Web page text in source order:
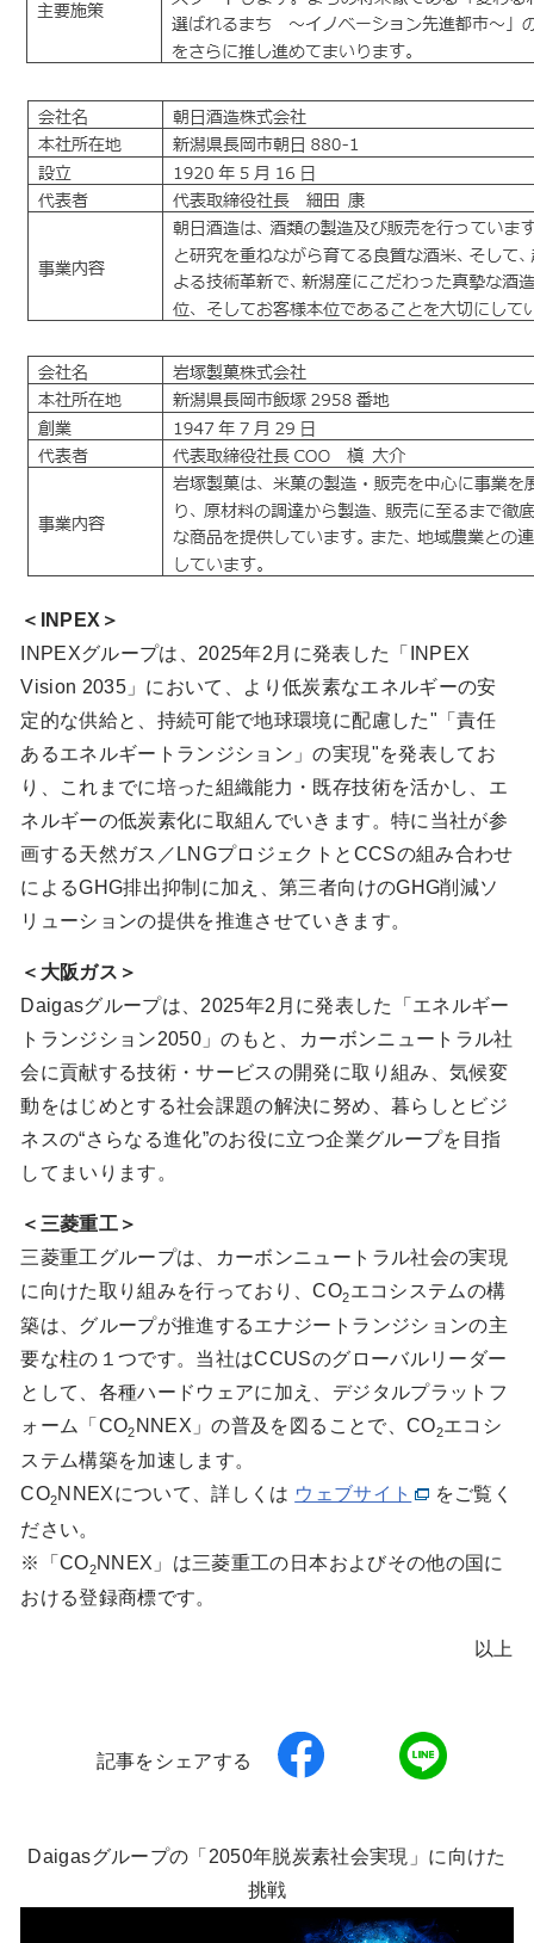
＜INPEX＞
INPEXグループは、2025年2月に発表した「INPEX
Vision 2035」において、より低炭素なエネルギーの安
定的な供給と、持続可能で地球環境に配慮した"「責任
あるエネルギートランジション」の実現"を発表してお
り、これまでに培った組織能力・既存技術を活かし、エ
ネルギーの低炭素化に取組んでいきます。特に当社が参
画する天然ガス／LNGプロジェクトとCCSの組み合わせ
によるGHG排出抑制に加え、第三者向けのGHG削減ソ
リューションの提供を推進させていきます。
＜大阪ガス＞
Daigasグループは、2025年2月に発表した「エネルギー
トランジション2050」のもと、カーボンニュートラル社
会に貢献する技術・サービスの開発に取り組み、気候変
動をはじめとする社会課題の解決に努め、暮らしとビジ
ネスの“さらなる進化”のお役に立つ企業グループを目指
してまいります。
＜三菱重工＞
三菱重工グループは、カーボンニュートラル社会の実現
に向けた取り組みを行っており、CO2エコシステムの構
築は、グループが推進するエナジートランジションの主
要な柱の１つです。当社はCCUSのグローバルリーダー
として、各種ハードウェアに加え、デジタルプラットフ
ォーム「CO2 NNEX」の普及を図ることで、CO2エコシ
ステム構築を加速します。
CO2NNEXについて、詳しくは ウェブサイト
をご覧く
ださい。
※「CO2NNEX」は三菱重工の日本およびその他の国に
おける登録商標です。
以上
記事をシェアする
Daigasグループの「2050年脱炭素社会実現」に向けた
挑戦